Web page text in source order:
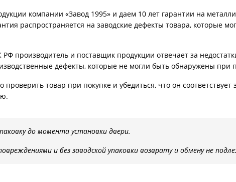
компании «Завод 1995» и даем 10 лет гарантии на
распространяется на заводские дефекты товара, которые
РФ производитель и поставщик продукции отвечает за
дефекты, которые не могли быть обнаружены при
товар при покупке и убедиться, что он соответствует
до момента установки двери.
и без заводской упаковки возврату и обмену не